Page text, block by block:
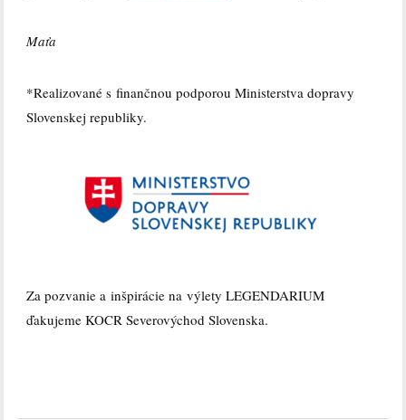
Maťa
*Realizované s finančnou podporou Ministerstva dopravy
Slovenskej republiky.
Za pozvanie a inšpirácie na výlety LEGENDARIUM
ďakujeme KOCR Severovýchod Slovenska.